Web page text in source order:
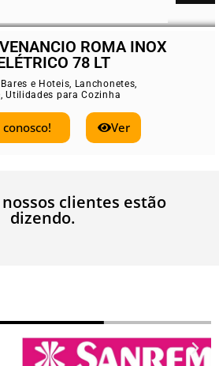
ROMA INOX
78 LT
,Lanchonetes,
Cozinha
clientes estão
dizendo.